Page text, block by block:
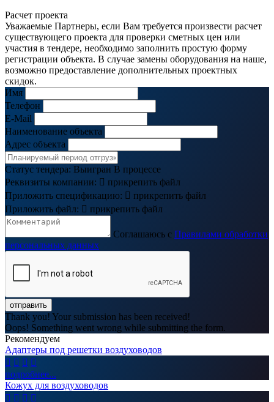
Расчет проекта
Уважаемые Партнеры, если Вам требуется произвести расчет
существующего проекта для проверки сметных цен или
участия в тендере, необходимо заполнить простую форму
регистрации объекта. В случае замены оборудования на наше,
возможно предоставление дополнительных проектных
скидок.
Имя
Телефон
E-Mail
Наименование объекта
Адрес объекта
Статус тендера: Выигран В процессе
Реквизиты компании:  прикрепить файл
Приложить спецификацию:  прикрепить файл
Приложить файл:  прикрепить файл
Соглашаюсь с Правилами обработки
персональных данных
Thank you! Your submission has been received!
Oops! Something went wrong while submitting the form.
Рекомендуем
Адаптеры под решетки воздуховодов
   
подробнее...
Кожух для воздуховодов
   